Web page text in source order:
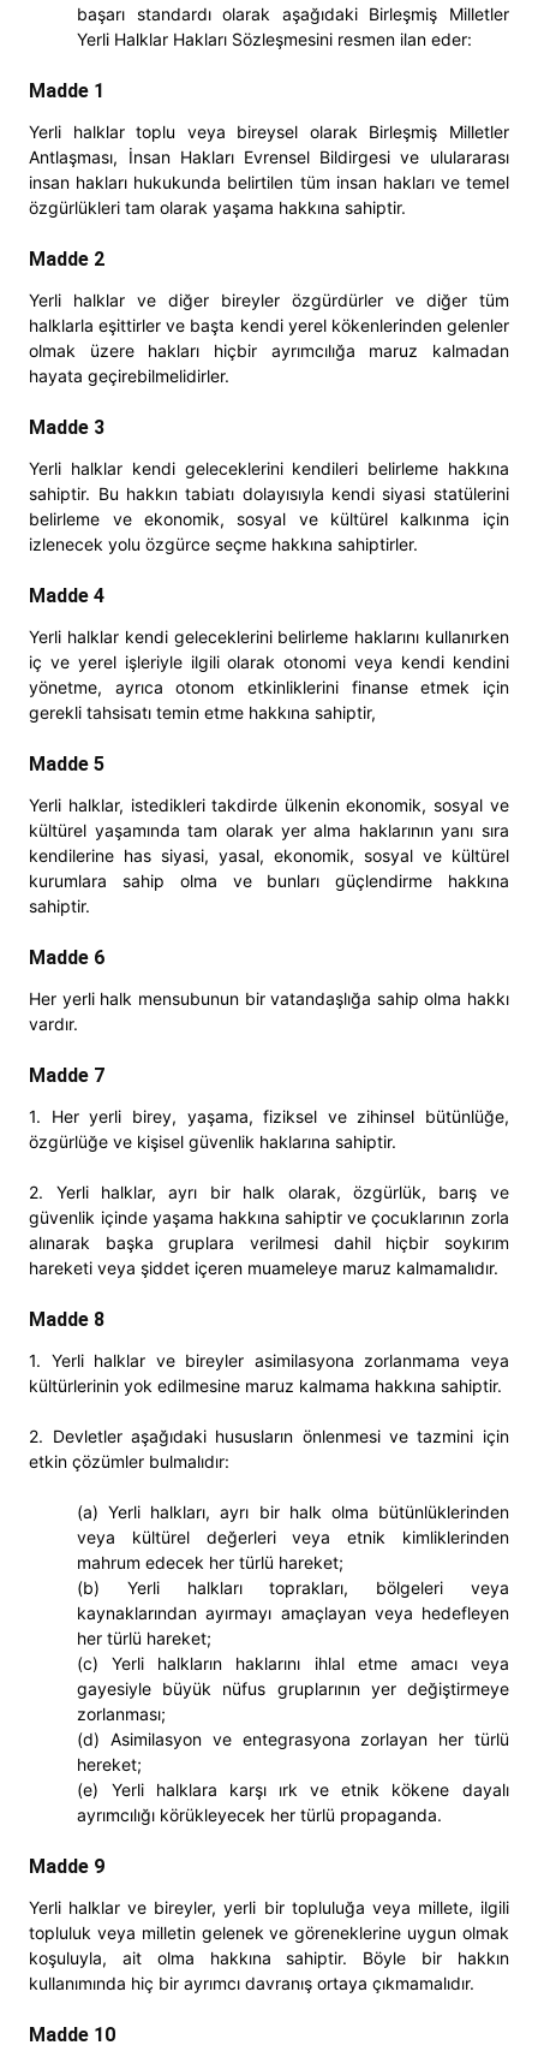
başarı standardı olarak aşağıdaki Birleşmiş Milletler
Yerli Halklar Hakları Sözleşmesini resmen ilan eder:
Madde 1
Yerli halklar toplu veya bireysel olarak Birleşmiş Milletler
Antlaşması, İnsan Hakları Evrensel Bildirgesi ve ululararası
insan hakları hukukunda belirtilen tüm insan hakları ve temel
özgürlükleri tam olarak yaşama hakkına sahiptir.
Madde 2
Yerli halklar ve diğer bireyler özgürdürler ve diğer tüm
halklarla eşittirler ve başta kendi yerel kökenlerinden gelenler
olmak üzere hakları hiçbir ayrımcılığa maruz kalmadan
hayata geçirebilmelidirler.
Madde 3
Yerli halklar kendi geleceklerini kendileri belirleme hakkına
sahiptir. Bu hakkın tabiatı dolayısıyla kendi siyasi statülerini
belirleme ve ekonomik, sosyal ve kültürel kalkınma için
izlenecek yolu özgürce seçme hakkına sahiptirler.
Madde 4
Yerli halklar kendi geleceklerini belirleme haklarını kullanırken
iç ve yerel işleriyle ilgili olarak otonomi veya kendi kendini
yönetme, ayrıca otonom etkinliklerini finanse etmek için
gerekli tahsisatı temin etme hakkına sahiptir,
Madde 5
Yerli halklar, istedikleri takdirde ülkenin ekonomik, sosyal ve
kültürel yaşamında tam olarak yer alma haklarının yanı sıra
kendilerine has siyasi, yasal, ekonomik, sosyal ve kültürel
kurumlara sahip olma ve bunları güçlendirme hakkına
sahiptir.
Madde 6
Her yerli halk mensubunun bir vatandaşlığa sahip olma hakkı
vardır.
Madde 7
1. Her yerli birey, yaşama, fiziksel ve zihinsel bütünlüğe,
özgürlüğe ve kişisel güvenlik haklarına sahiptir.
2. Yerli halklar, ayrı bir halk olarak, özgürlük, barış ve
güvenlik içinde yaşama hakkına sahiptir ve çocuklarının zorla
alınarak başka gruplara verilmesi dahil hiçbir soykırım
hareketi veya şiddet içeren muameleye maruz kalmamalıdır.
Madde 8
1. Yerli halklar ve bireyler asimilasyona zorlanmama veya
kültürlerinin yok edilmesine maruz kalmama hakkına sahiptir.
2. Devletler aşağıdaki hususların önlenmesi ve tazmini için
etkin çözümler bulmalıdır:
(a) Yerli halkları, ayrı bir halk olma bütünlüklerinden
veya kültürel değerleri veya etnik kimliklerinden
mahrum edecek her türlü hareket;
(b) Yerli halkları toprakları, bölgeleri veya
kaynaklarından ayırmayı amaçlayan veya hedefleyen
her türlü hareket;
(c) Yerli halkların haklarını ihlal etme amacı veya
gayesiyle büyük nüfus gruplarının yer değiştirmeye
zorlanması;
(d) Asimilasyon ve entegrasyona zorlayan her türlü
hereket;
(e) Yerli halklara karşı ırk ve etnik kökene dayalı
ayrımcılığı körükleyecek her türlü propaganda.
Madde 9
Yerli halklar ve bireyler, yerli bir topluluğa veya millete, ilgili
topluluk veya milletin gelenek ve göreneklerine uygun olmak
koşuluyla, ait olma hakkına sahiptir. Böyle bir hakkın
kullanımında hiç bir ayrımcı davranış ortaya çıkmamalıdır.
Madde 10